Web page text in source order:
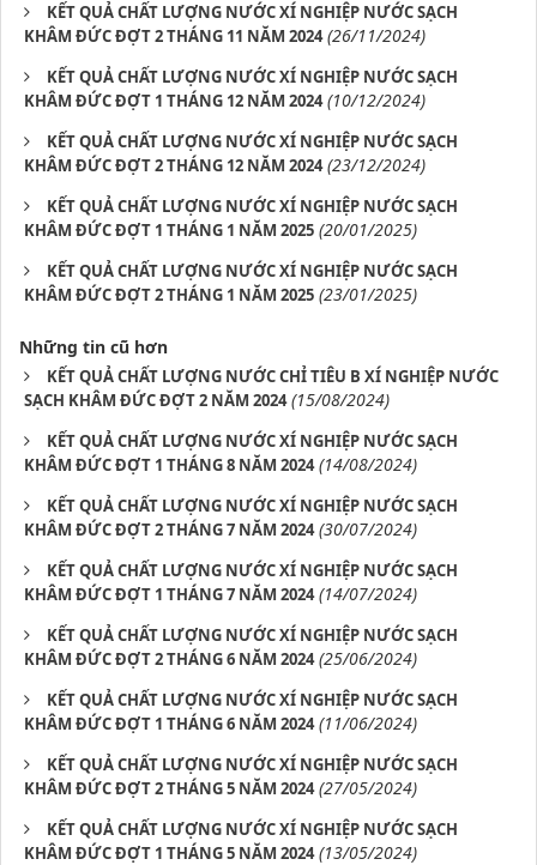
KẾT QUẢ CHẤT LƯỢNG NƯỚC XÍ NGHIỆP NƯỚC SẠCH
KHÂM ĐỨC ĐỢT 2 THÁNG 11 NĂM 2024 (26/11/2024)
KẾT QUẢ CHẤT LƯỢNG NƯỚC XÍ NGHIỆP NƯỚC SẠCH
KHÂM ĐỨC ĐỢT 1 THÁNG 12 NĂM 2024 (10/12/2024)
KẾT QUẢ CHẤT LƯỢNG NƯỚC XÍ NGHIỆP NƯỚC SẠCH
KHÂM ĐỨC ĐỢT 2 THÁNG 12 NĂM 2024 (23/12/2024)
KẾT QUẢ CHẤT LƯỢNG NƯỚC XÍ NGHIỆP NƯỚC SẠCH
KHÂM ĐỨC ĐỢT 1 THÁNG 1 NĂM 2025 (20/01/2025)
KẾT QUẢ CHẤT LƯỢNG NƯỚC XÍ NGHIỆP NƯỚC SẠCH
KHÂM ĐỨC ĐỢT 2 THÁNG 1 NĂM 2025 (23/01/2025)
Những tin cũ hơn
KẾT QUẢ CHẤT LƯỢNG NƯỚC CHỈ TIÊU B XÍ NGHIỆP NƯỚC
SẠCH KHÂM ĐỨC ĐỢT 2 NĂM 2024 (15/08/2024)
KẾT QUẢ CHẤT LƯỢNG NƯỚC XÍ NGHIỆP NƯỚC SẠCH
KHÂM ĐỨC ĐỢT 1 THÁNG 8 NĂM 2024 (14/08/2024)
KẾT QUẢ CHẤT LƯỢNG NƯỚC XÍ NGHIỆP NƯỚC SẠCH
KHÂM ĐỨC ĐỢT 2 THÁNG 7 NĂM 2024 (30/07/2024)
KẾT QUẢ CHẤT LƯỢNG NƯỚC XÍ NGHIỆP NƯỚC SẠCH
KHÂM ĐỨC ĐỢT 1 THÁNG 7 NĂM 2024 (14/07/2024)
KẾT QUẢ CHẤT LƯỢNG NƯỚC XÍ NGHIỆP NƯỚC SẠCH
KHÂM ĐỨC ĐỢT 2 THÁNG 6 NĂM 2024 (25/06/2024)
KẾT QUẢ CHẤT LƯỢNG NƯỚC XÍ NGHIỆP NƯỚC SẠCH
KHÂM ĐỨC ĐỢT 1 THÁNG 6 NĂM 2024 (11/06/2024)
KẾT QUẢ CHẤT LƯỢNG NƯỚC XÍ NGHIỆP NƯỚC SẠCH
KHÂM ĐỨC ĐỢT 2 THÁNG 5 NĂM 2024 (27/05/2024)
KẾT QUẢ CHẤT LƯỢNG NƯỚC XÍ NGHIỆP NƯỚC SẠCH
KHÂM ĐỨC ĐỢT 1 THÁNG 5 NĂM 2024 (13/05/2024)